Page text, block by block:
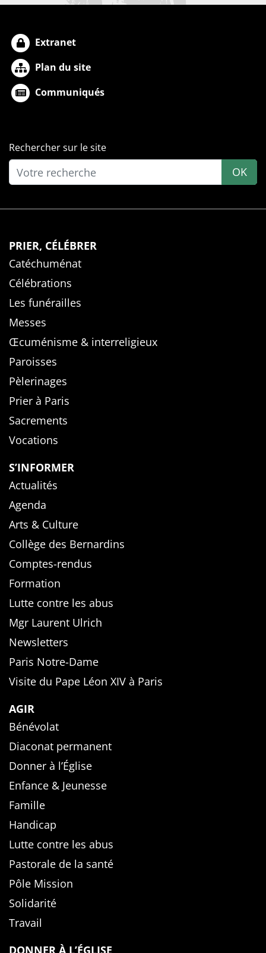
Extranet
Plan du site
Communiqués
Rechercher sur le site
OK
PRIER, CÉLÉBRER
Catéchuménat
Célébrations
Les funérailles
Messes
Œcuménisme & interreligieux
Paroisses
Pèlerinages
Prier à Paris
Sacrements
Vocations
S’INFORMER
Actualités
Agenda
Arts & Culture
Collège des Bernardins
Comptes-rendus
Formation
Lutte contre les abus
Mgr Laurent Ulrich
Newsletters
Paris Notre-Dame
Visite du Pape Léon XIV à Paris
AGIR
Bénévolat
Diaconat permanent
Donner à l’Église
Enfance & Jeunesse
Famille
Handicap
Lutte contre les abus
Pastorale de la santé
Pôle Mission
Solidarité
Travail